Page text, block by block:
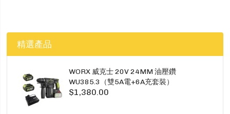
精選產品
WORX 威克士 20V 24MM 油壓鑽
WU385.3（雙5A電+6A充套裝）
$1,380.00